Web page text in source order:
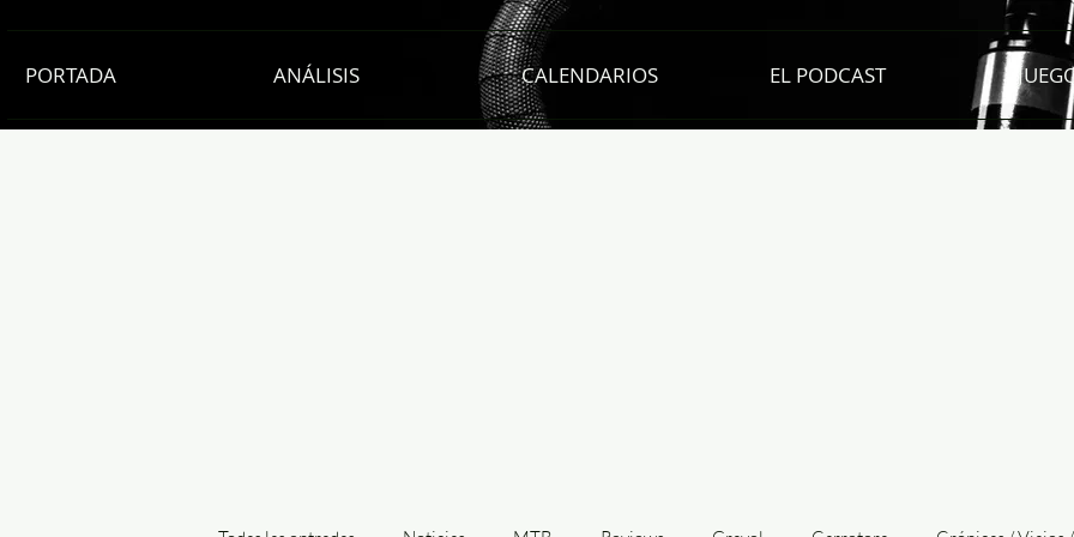
PORTADA ANÁLISIS CALENDARIOS EL PODCAST